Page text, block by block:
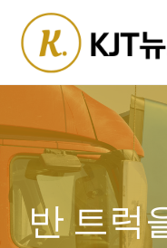
content
반 트럭